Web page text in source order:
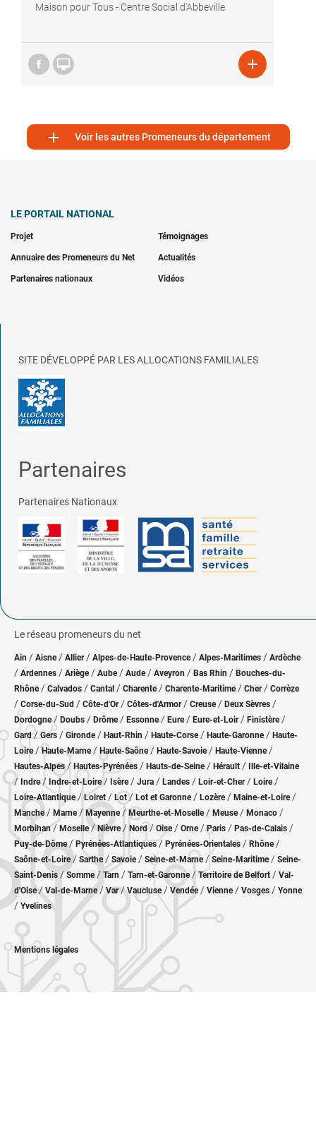
Maison pour Tous - Centre Social d'Abbeville
 
 Voir les autres Promeneurs du département
LE PORTAIL NATIONAL
Projet Témoignages
Annuaire des Promeneurs du Net Actualités
Partenaires nationaux Vidéos
SITE DÉVELOPPÉ PAR LES ALLOCATIONS FAMILIALES
Partenaires
Partenaires Nationaux
Le réseau promeneurs du net
Ain / Aisne/ Allier/ Alpes-de-Haute-Provence / Alpes-Maritimes / Ardèche
/ Ardennes / Ariège/ Aube/ Aude / Aveyron / Bas Rhin / Bouches-du-
Rhône/ Calvados / Cantal / Charente / Charente-Maritime/ Cher / Corrèze
/ Corse-du-Sud / Côte-d'Or / Côtes-d'Armor/ Creuse/ Deux Sèvres /
Dordogne/ Doubs / Drôme/ Essonne / Eure/ Eure-et-Loir / Finistère/
Gard/Gers / Gironde/ Haut-Rhin / Haute-Corse/ Haute-Garonne/ Haute-
Loire/Haute-Marne/ Haute-Saône/ Haute-Savoie/ Haute-Vienne/
Hautes-Alpes/ Hautes-Pyrénées / Hauts-de-Seine/ Hérault / Ille-et-Vilaine
/ Indre/ Indre-et-Loire/ Isère/ Jura / Landes / Loir-et-Cher/ Loire/
Loire-Atlantique/ Loiret / Lot/ Lot et Garonne/ Lozère / Maine-et-Loire/
Manche/ Marne/ Mayenne/ Meurthe-et-Moselle/ Meuse/ Monaco /
Morbihan/ Moselle/ Nièvre / Nord/ Oise / Orne/Paris / Pas-de-Calais /
Puy-de-Dôme/ Pyrénées-Atlantiques / Pyrénées-Orientales / Rhône/
Saône-et-Loire/ Sarthe/ Savoie/ Seine-et-Marne/ Seine-Maritime/ Seine-
Saint-Denis /Somme/ Tarn / Tarn-et-Garonne/Territoire de Belfort / Val-
d'Oise/ Val-de-Marne/Var/Vaucluse/ Vendée/ Vienne/ Vosges / Yonne
/ Yvelines
Mentions légales